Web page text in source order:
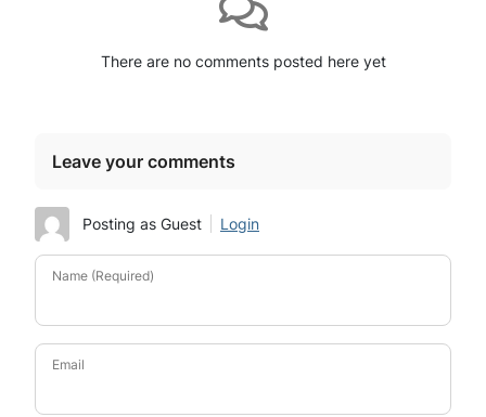
There are no comments posted here yet
Leave your comments
Posting as Guest Login
Name (Required)
Email